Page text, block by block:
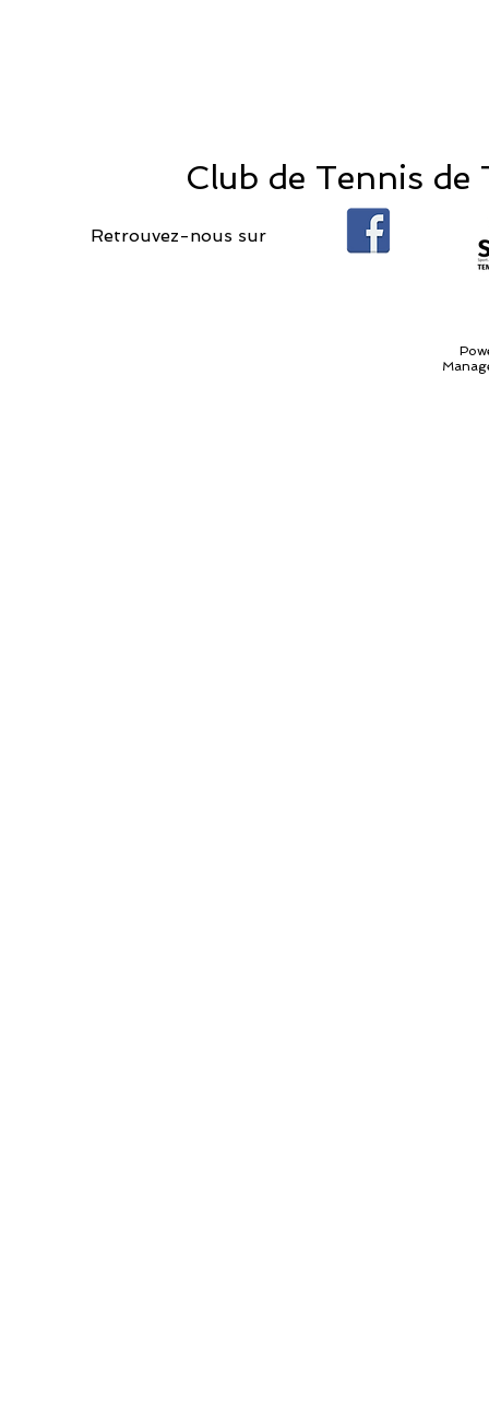
Retrouvez-nous sur
Club de Tennis de